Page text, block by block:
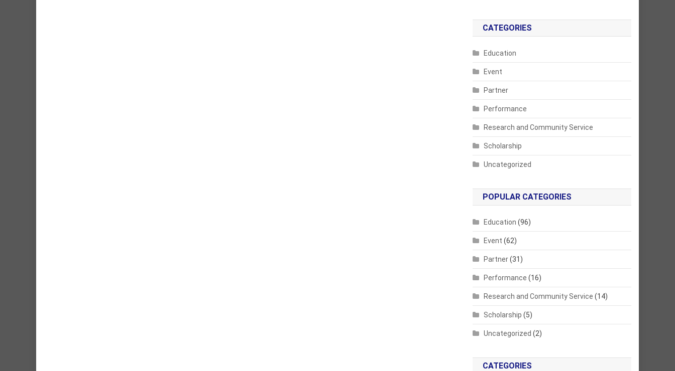
CATEGORIES
Education
Event
Partner
Performance
Research and Community Service
Scholarship
Uncategorized
POPULAR CATEGORIES
Education (96)
Event (62)
Partner(31)
Performance (16)
Research and Community Service (14)
Scholarship (5)
Uncategorized (2)
CATEGORIES